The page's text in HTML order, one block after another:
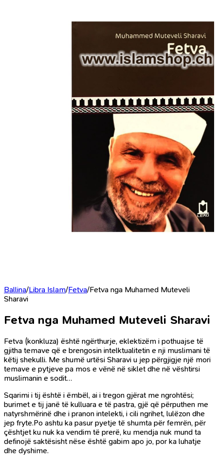
Ballina/Libra Islam/Fetva/Fetva nga Muhamed Muteveli
Sharavi
Fetva nga Muhamed Muteveli Sharavi
Fetva (konkluza) është ngërthurje, eklektizëm i pothuajse të
gjitha temave që e brengosin intelktualitetin e nji muslimani të
këtij shekulli. Me shumë urtësi Sharavi u jep përgjigje një mori
temave e pytjeve pa mos e vënë në siklet dhe në vështirsi
muslimanin e sodit…
Sqarimi i tij është i ëmbël, ai i tregon gjërat me ngrohtësi;
burimet e tij janë të kulluara e të pastra, gjë që përputhen me
natyrshmërinë dhe i pranon intelekti, i cili ngrihet, lulëzon dhe
jep fryte.Po ashtu ka pasur pyetje të shumta për femrën, për
çështjet ku nuk ka vendim të prerë, ku mendja nuk mund ta
definojë saktësisht nëse është gabim apo jo, por ka luhatje
dhe dyshime.